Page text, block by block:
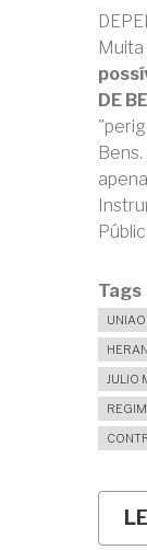
DE
Tags
UNIAO
JULIO